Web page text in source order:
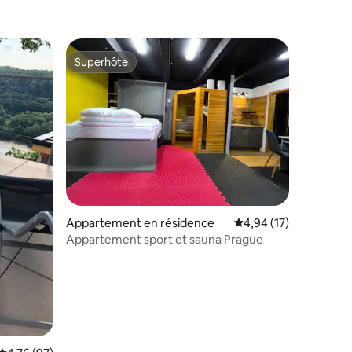
: 4,8 sur 5
Superhôte
Superhôte
Appartement en résidence Évaluation moyenne
4,94 (17)
Appartement sport et sauna Prague